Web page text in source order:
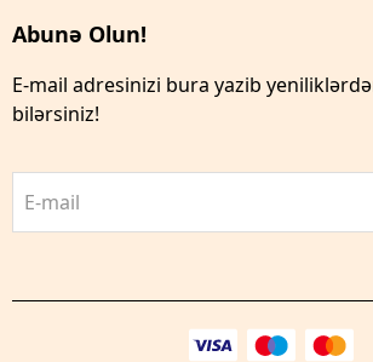
Abunə Olun!
E-mail adresinizi bura yazib
bilərsiniz!
E-mail